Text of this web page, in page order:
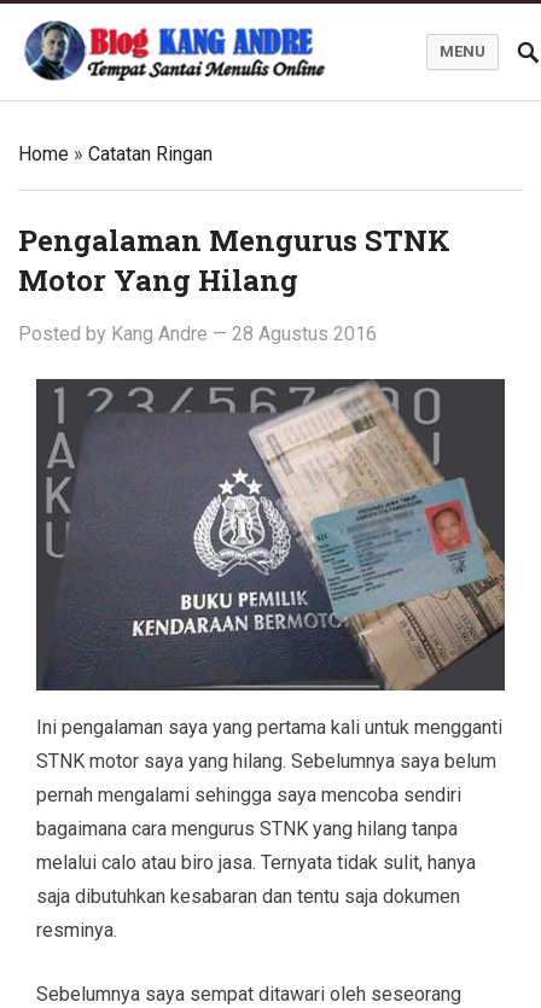
Kang Andre Online
MENU
Home » Catatan Ringan
Pengalaman Mengurus STNK
Motor Yang Hilang
Posted by Kang Andre — 28 Agustus 2016
Ini pengalaman saya yang pertama kali untuk mengganti
STNK motor saya yang hilang. Sebelumnya saya belum
pernah mengalami sehingga saya mencoba sendiri
bagaimana cara mengurus STNK yang hilang tanpa
melalui calo atau biro jasa. Ternyata tidak sulit, hanya
saja dibutuhkan kesabaran dan tentu saja dokumen
resminya.
Sebelumnya saya sempat ditawari oleh seseorang